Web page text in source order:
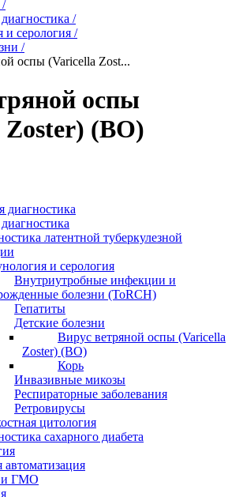
/
/
серология /
/
оспы (Varicella Zost...
оспы
Zoster) (ВО)
диагностика
латентной туберкулезной
и серология
Внутриутробные инфекции и
болезни (ToRCH)
Гепатиты
Детские болезни
Вирус ветряной оспы (Varicella
Zoster) (ВО)
Корь
Инвазивные микозы
Респираторные заболевания
Ретровирусы
цитология
сахарного диабета
автоматизация
и ГМО